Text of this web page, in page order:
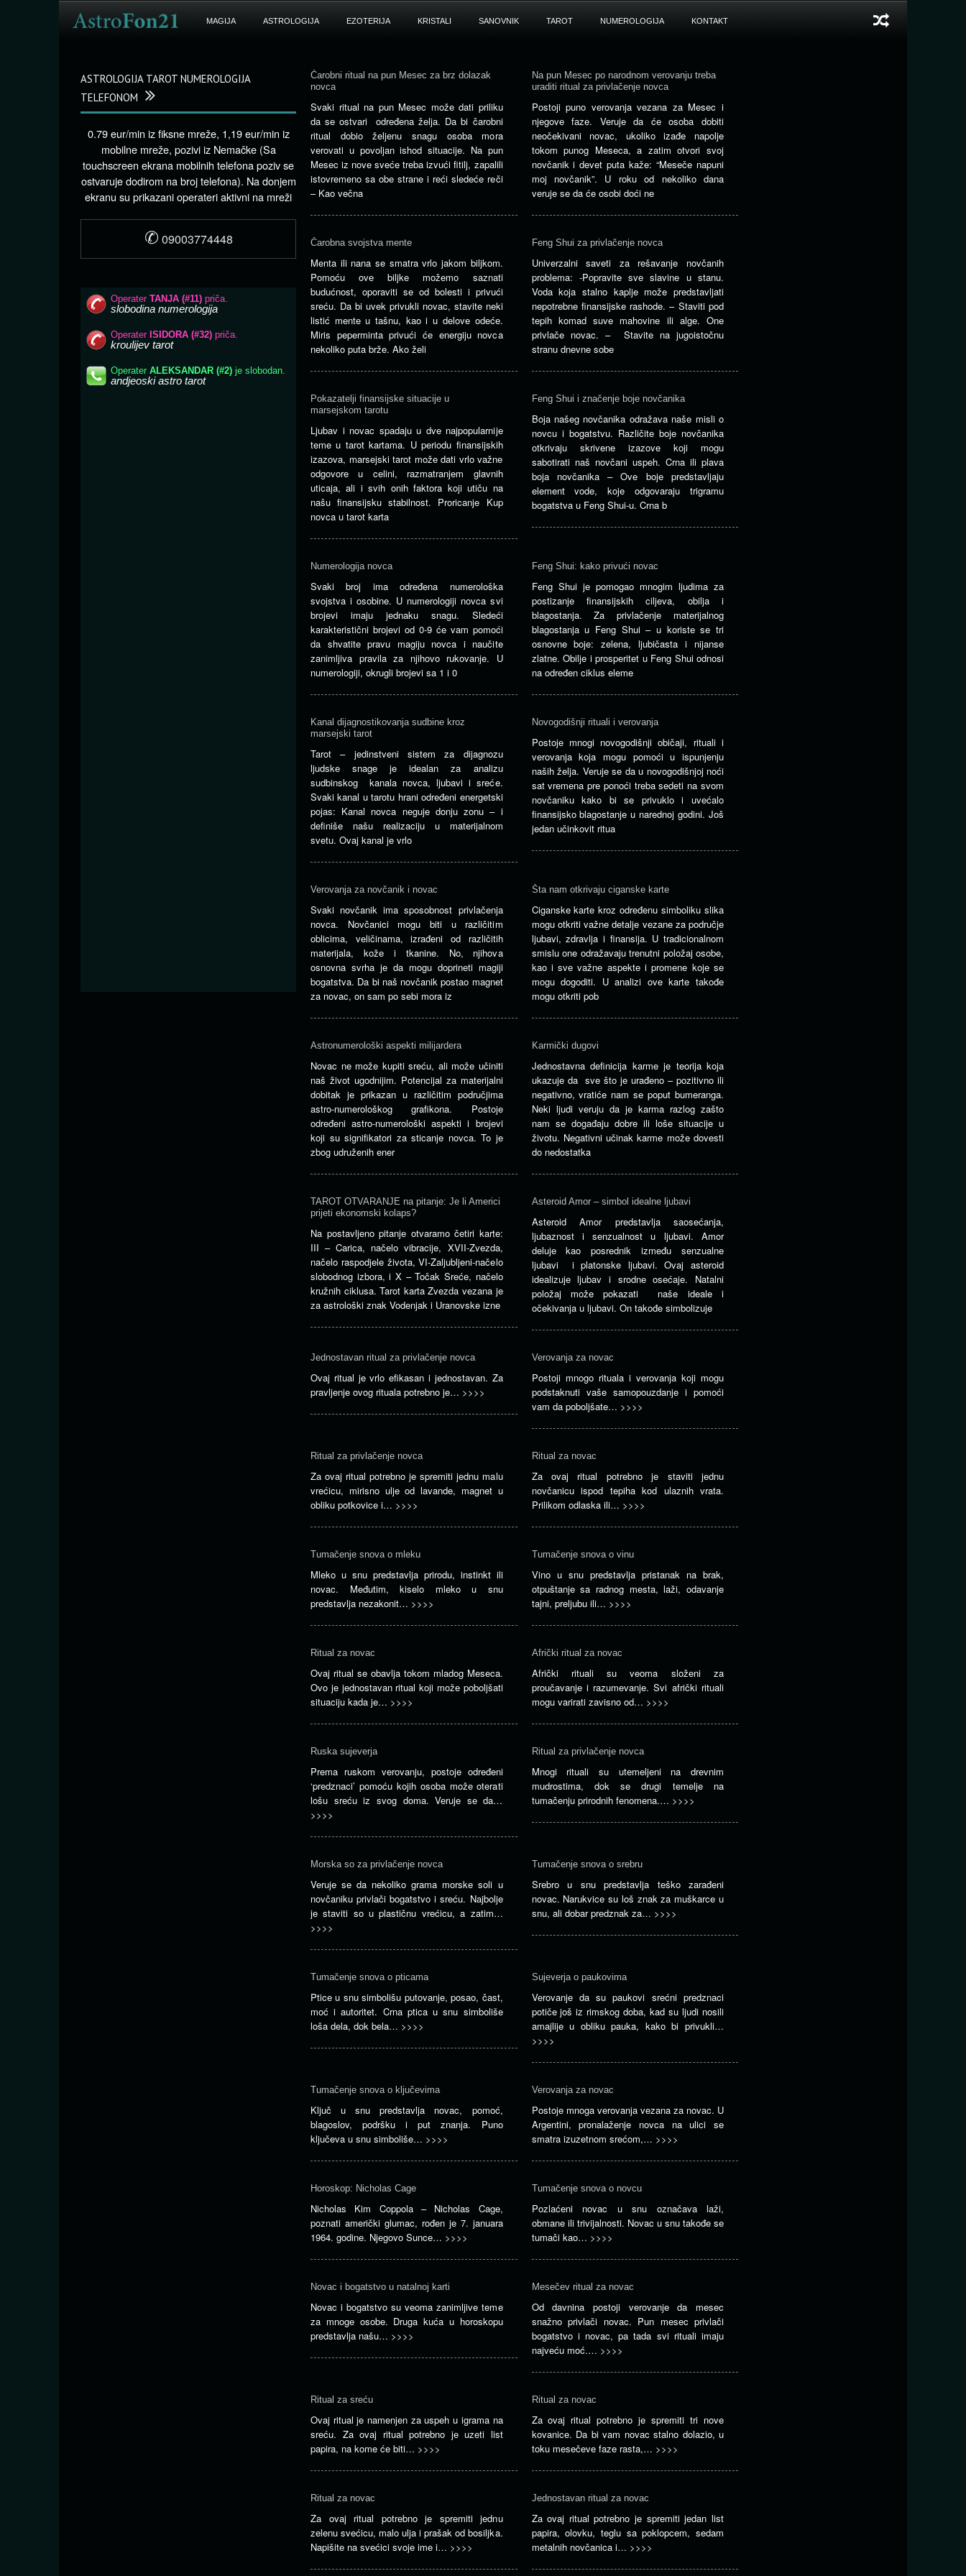
MAGIJA ASTROLOGIJA EZOTERIJA KRISTALI SANOVNIK TAROT NUMEROLOGIJA KONTAKT
Čarobni ritual na pun Mesec za brz dolazak
novca
Svaki ritual na pun Mesec može dati priliku
da se ostvari određena želja. Da bi čarobni
ritual dobio željenu snagu osoba mora
verovati u povoljan ishod situacije. Na pun
Mesec iz nove sveće treba izvući fitilj, zapalili
istovremeno sa obe strane i reći sledeće reči
– Kao večna
Na pun Mesec po narodnom verovanju treba
uraditi ritual za privlačenje novca
Postoji puno verovanja vezana za Mesec i
njegove faze. Veruje da će osoba dobiti
neočekivani novac, ukoliko izađe napolje
tokom punog Meseca, a zatim otvori svoj
novčanik i devet puta kaže: “Meseče napuni
moj novčanik”. U roku od nekoliko dana
veruje se da će osobi doći ne
Čarobna svojstva mente
Menta ili nana se smatra vrlo jakom biljkom.
Pomoću ove biljke možemo saznati
budućnost, oporaviti se od bolesti i privući
sreću. Da bi uvek privukli novac, stavite neki
listić mente u tašnu, kao i u delove odeće.
Miris peperminta privući će energiju novca
nekoliko puta brže. Ako želi
Feng Shui za privlačenje novca
Univerzalni saveti za rešavanje novčanih
problema: -Popravite sve slavine u stanu.
Voda koja stalno kaplje može predstavljati
nepotrebne finansijske rashode. – Staviti pod
tepih komad suve mahovine ili alge. One
privlače novac. – Stavite na jugoistočnu
stranu dnevne sobe
Pokazatelji finansijske situacije u
marsejskom tarotu
Ljubav i novac spadaju u dve najpopularnije
teme u tarot kartama. U periodu finansijskih
izazova, marsejski tarot može dati vrlo važne
odgovore u celini, razmatranjem glavnih
uticaja, ali i svih onih faktora koji utiču na
našu finansijsku stabilnost. Proricanje Kup
novca u tarot karta
Feng Shui i značenje boje novčanika
Boja našeg novčanika odražava naše misli o
novcu i bogatstvu. Različite boje novčanika
otkrivaju skrivene izazove koji mogu
sabotirati naš novčani uspeh. Crna ili plava
boja novčanika – Ove boje predstavljaju
element vode, koje odgovaraju trigramu
bogatstva u Feng Shui-u. Crna b
Numerologija novca
Svaki broj ima određena numerološka
svojstva i osobine. U numerologiji novca svi
brojevi imaju jednaku snagu. Sledeći
karakteristični brojevi od 0-9 će vam pomoći
da shvatite pravu magiju novca i naučite
zanimljiva pravila za njihovo rukovanje. U
numerologiji, okrugli brojevi sa 1 i 0
Feng Shui: kako privući novac
Feng Shui je pomogao mnogim ljudima za
postizanje finansijskih ciljeva, obilja i
blagostanja. Za privlačenje materijalnog
blagostanja u Feng Shui – u koriste se tri
osnovne boje: zelena, ljubičasta i nijanse
zlatne. Obilje i prosperitet u Feng Shui odnosi
na određen ciklus eleme
Kanal dijagnostikovanja sudbine kroz
marsejski tarot
Tarot – jedinstveni sistem za dijagnozu
ljudske snage je idealan za analizu
sudbinskog kanala novca, ljubavi i sreće.
Svaki kanal u tarotu hrani određeni energetski
pojas: Kanal novca neguje donju zonu – i
definiše našu realizaciju u materijalnom
svetu. Ovaj kanal je vrlo
Novogodišnji rituali i verovanja
Postoje mnogi novogodišnji običaji, rituali i
verovanja koja mogu pomoći u ispunjenju
naših želja. Veruje se da u novogodišnjoj noći
sat vremena pre ponoći treba sedeti na svom
novčaniku kako bi se privuklo i uvećalo
finansijsko blagostanje u narednoj godini. Još
jedan učinkovit ritua
Verovanja za novčanik i novac
Svaki novčanik ima sposobnost privlačenja
novca. Novčanici mogu biti u različitim
oblicima, veličinama, izrađeni od različitih
materijala, kože i tkanine. No, njihova
osnovna svrha je da mogu doprineti magiji
bogatstva. Da bi naš novčanik postao magnet
za novac, on sam po sebi mora iz
Šta nam otkrivaju ciganske karte
Ciganske karte kroz određenu simboliku slika
mogu otkriti važne detalje vezane za područje
ljubavi, zdravlja i finansija. U tradicionalnom
smislu one odražavaju trenutni položaj osobe,
kao i sve važne aspekte i promene koje se
mogu dogoditi. U analizi ove karte takođe
mogu otkriti pob
Astronumerološki aspekti milijardera
Novac ne može kupiti sreću, ali može učiniti
naš život ugodnijim. Potencijal za materijalni
dobitak je prikazan u različitim područjima
astro-numerološkog grafikona. Postoje
određeni astro-numerološki aspekti i brojevi
koji su signifikatori za sticanje novca. To je
zbog udruženih ener
Karmički dugovi
Jednostavna definicija karme je teorija koja
ukazuje da sve što je urađeno – pozitivno ili
negativno, vratiće nam se poput bumeranga.
Neki ljudi veruju da je karma razlog zašto
nam se događaju dobre ili loše situacije u
životu. Negativni učinak karme može dovesti
do nedostatka
TAROT OTVARANJE na pitanje: Je li Americi
prijeti ekonomski kolaps?
Na postavljeno pitanje otvaramo četiri karte:
III – Carica, načelo vibracije, XVII-Zvezda,
načelo raspodjele života, VI-Zaljubljeni-načelo
slobodnog izbora, i X – Točak Sreće, načelo
kružnih ciklusa. Tarot karta Zvezda vezana je
za astrološki znak Vodenjak i Uranovske izne
Asteroid Amor – simbol idealne ljubavi
Asteroid Amor predstavlja saosećanja,
ljubaznost i senzualnost u ljubavi. Amor
deluje kao posrednik između senzualne
ljubavi i platonske ljubavi. Ovaj asteroid
idealizuje ljubav i srodne osećaje. Natalni
položaj može pokazati naše ideale i
očekivanja u ljubavi. On takođe simbolizuje
Jednostavan ritual za privlačenje novca
Ovaj ritual je vrlo efikasan i jednostavan. Za
pravljenje ovog rituala potrebno je… >>>>
Verovanja za novac
Postoji mnogo rituala i verovanja koji mogu
podstaknuti vaše samopouzdanje i pomoći
vam da poboljšate… >>>>
Ritual za privlačenje novca
Za ovaj ritual potrebno je spremiti jednu malu
vrećicu, mirisno ulje od lavande, magnet u
obliku potkovice i… >>>>
Ritual za novac
Za ovaj ritual potrebno je staviti jednu
novčanicu ispod tepiha kod ulaznih vrata.
Prilikom odlaska ili… >>>>
Tumačenje snova o mleku
Mleko u snu predstavlja prirodu, instinkt ili
novac. Međutim, kiselo mleko u snu
predstavlja nezakonit… >>>>
Tumačenje snova o vinu
Vino u snu predstavlja pristanak na brak,
otpuštanje sa radnog mesta, laži, odavanje
tajni, preljubu ili… >>>>
Ritual za novac
Ovaj ritual se obavlja tokom mladog Meseca.
Ovo je jednostavan ritual koji može poboljšati
situaciju kada je… >>>>
Afrički ritual za novac
Afrički rituali su veoma složeni za
proučavanje i razumevanje. Svi afrički rituali
mogu varirati zavisno od… >>>>
Ruska sujeverja
Prema ruskom verovanju, postoje određeni
‘predznaci’ pomoću kojih osoba može oterati
lošu sreću iz svog doma. Veruje se da…
>>>>
Ritual za privlačenje novca
Mnogi rituali su utemeljeni na drevnim
mudrostima, dok se drugi temelje na
tumačenju prirodnih fenomena.… >>>>
Morska so za privlačenje novca
Veruje se da nekoliko grama morske soli u
novčaniku privlači bogatstvo i sreću. Najbolje
je staviti so u plastičnu vrećicu, a zatim…
>>>>
Tumačenje snova o srebru
Srebro u snu predstavlja teško zarađeni
novac. Narukvice su loš znak za muškarce u
snu, ali dobar predznak za… >>>>
Tumačenje snova o pticama
Ptice u snu simbolišu putovanje, posao, čast,
moć i autoritet. Crna ptica u snu simboliše
loša dela, dok bela… >>>>
Sujeverja o paukovima
Verovanje da su paukovi srećni predznaci
potiče još iz rimskog doba, kad su ljudi nosili
amajlije u obliku pauka, kako bi privukli…
>>>>
Tumačenje snova o ključevima
Ključ u snu predstavlja novac, pomoć,
blagoslov, podršku i put znanja. Puno
ključeva u snu simboliše… >>>>
Verovanja za novac
Postoje mnoga verovanja vezana za novac. U
Argentini, pronalaženje novca na ulici se
smatra izuzetnom srećom,… >>>>
Horoskop: Nicholas Cage
Nicholas Kim Coppola – Nicholas Cage,
poznati američki glumac, rođen je 7. januara
1964. godine. Njegovo Sunce… >>>>
Tumačenje snova o novcu
Pozlaćeni novac u snu označava laži,
obmane ili trivijalnosti. Novac u snu takođe se
tumači kao… >>>>
Novac i bogatstvo u natalnoj karti
Novac i bogatstvo su veoma zanimljive teme
za mnoge osobe. Druga kuća u horoskopu
predstavlja našu… >>>>
Mesečev ritual za novac
Od davnina postoji verovanje da mesec
snažno privlači novac. Pun mesec privlači
bogatstvo i novac, pa tada svi rituali imaju
najveću moć.… >>>>
Ritual za sreću
Ovaj ritual je namenjen za uspeh u igrama na
sreću. Za ovaj ritual potrebno je uzeti list
papira, na kome će biti… >>>>
Ritual za novac
Za ovaj ritual potrebno je spremiti tri nove
kovanice. Da bi vam novac stalno dolazio, u
toku mesečeve faze rasta,… >>>>
Ritual za novac
Za ovaj ritual potrebno je spremiti jednu
zelenu svećicu, malo ulja i prašak od bosiljka.
Napišite na svećici svoje ime i… >>>>
Jednostavan ritual za novac
Za ovaj ritual potrebno je spremiti jedan list
papira, olovku, teglu sa poklopcem, sedam
metalnih novčanica i… >>>>
ASTROLOGIJA TAROT NUMEROLOGIJA
TELEFONOM
0.79 eur/min iz fiksne mreže, 1,19 eur/min iz
mobilne mreže, pozivi iz Nemačke (Sa
touchscreen ekrana mobilnih telefona poziv se
ostvaruje dodirom na broj telefona). Na donjem
ekranu su prikazani operateri aktivni na mreži
✆ 09003774448